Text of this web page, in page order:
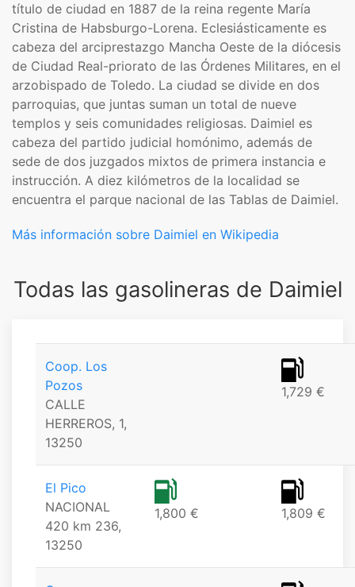
título de ciudad en 1887 de la reina regente María
Cristina de Habsburgo-Lorena. Eclesiásticamente es
cabeza del arciprestazgo Mancha Oeste de la diócesis
de Ciudad Real-priorato de las Órdenes Militares, en el
arzobispado de Toledo. La ciudad se divide en dos
parroquias, que juntas suman un total de nueve
templos y seis comunidades religiosas. Daimiel es
cabeza del partido judicial homónimo, además de
sede de dos juzgados mixtos de primera instancia e
instrucción. A diez kilómetros de la localidad se
encuentra el parque nacional de las Tablas de Daimiel.
Más información sobre Daimiel en Wikipedia
Todas las gasolineras de Daimiel
Coop. Los
Pozos
CALLE
HERREROS, 1,
13250
1,729 €
El Pico
NACIONAL
420 km 236,
13250
1,800 € 1,809 €